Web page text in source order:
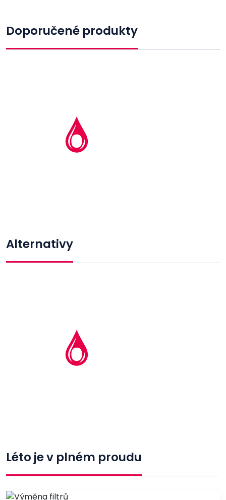
Doporučené produkty
Alternativy
Léto je v plném proudu